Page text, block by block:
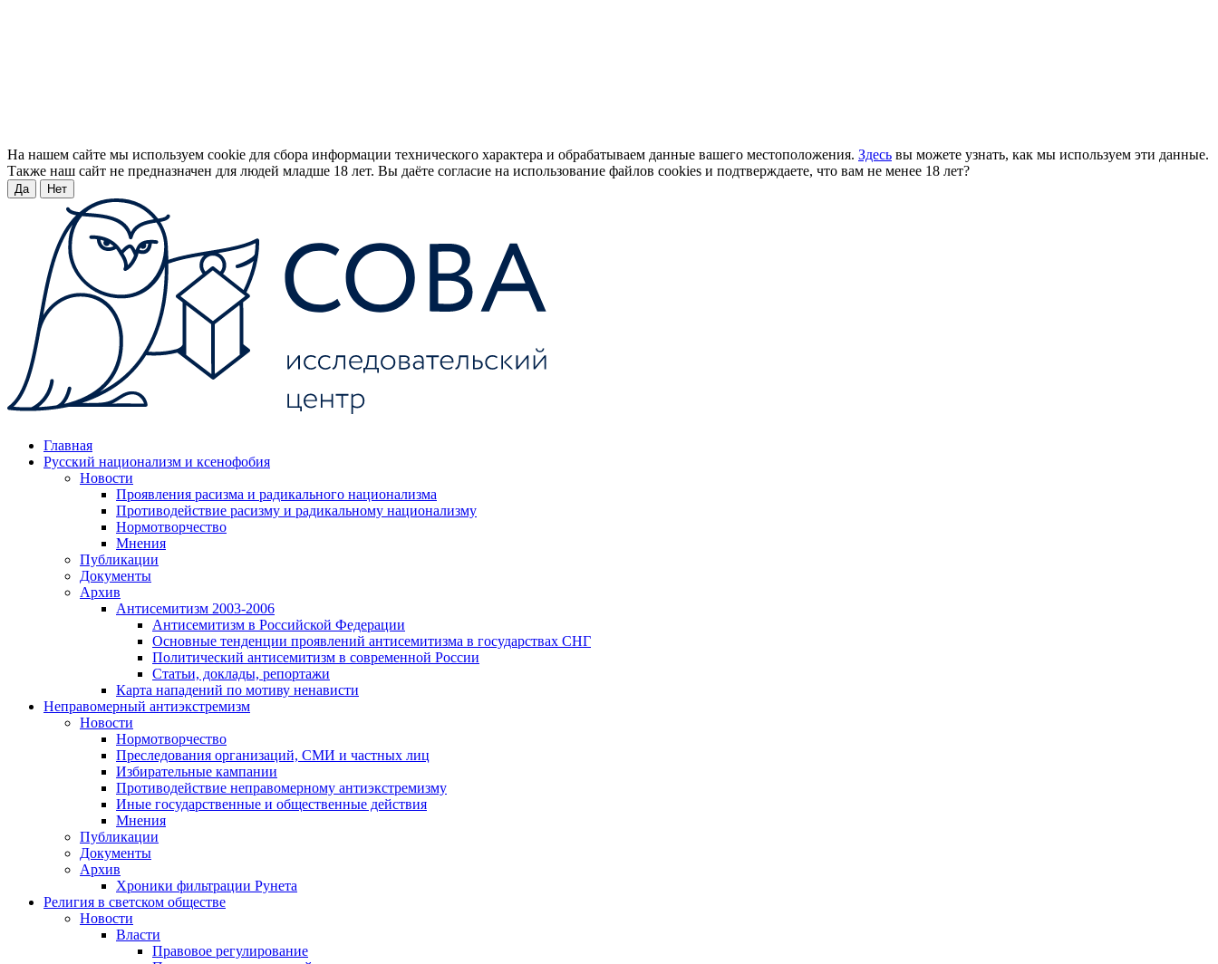
На нашем сайте мы используем cookie для сбора информации технического характера и обрабатываем данные вашего местоположения. Здесь вы можете узнать, как мы используем эти данные.
Также наш сайт не предназначен для людей младше 18 лет. Вы даёте согласие на использование файлов cookies и подтверждаете, что вам не менее 18 лет?
Да Нет
Главная
Русский национализм и ксенофобия
Новости
Проявления расизма и радикального национализма
Противодействие расизму и радикальному национализму
Нормотворчество
Мнения
Публикации
Документы
Архив
Антисемитизм 2003-2006
Антисемитизм в Российской Федерации
Основные тенденции проявлений антисемитизма в государствах СНГ
Политический антисемитизм в современной России
Статьи, доклады, репортажи
Карта нападений по мотиву ненависти
Неправомерный антиэкстремизм
Новости
Нормотворчество
Преследования организаций, СМИ и частных лиц
Избирательные кампании
Противодействие неправомерному антиэкстремизму
Иные государственные и общественные действия
Мнения
Публикации
Документы
Архив
Хроники фильтрации Рунета
Религия в светском обществе
Новости
Власти
Правовое регулирование